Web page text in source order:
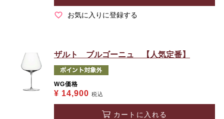
お気に入りに登録する
ザルト ブルゴーニュ 【人気定番】
WG価格
¥ 14,900 税込
カートに入れる